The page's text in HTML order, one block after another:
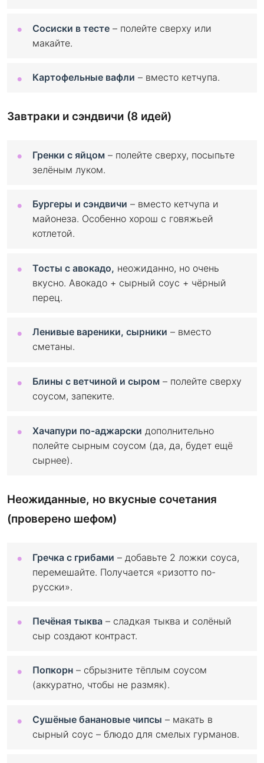
Сосиски в тесте – полейте сверху или
макайте.
Картофельные вафли – вместо кетчупа.
Завтраки и сэндвичи (8 идей)
Гренки с яйцом – полейте сверху, посыпьте
зелёным луком.
Бургеры и сэндвичи – вместо кетчупа и
майонеза. Особенно хорош с говяжьей
котлетой.
Тосты с авокадо, неожиданно, но очень
вкусно. Авокадо + сырный соус + чёрный
перец.
Ленивые вареники, сырники – вместо
сметаны.
Блины с ветчиной и сыром – полейте сверху
соусом, запеките.
Хачапури по-аджарски дополнительно
полейте сырным соусом (да, да, будет ещё
сырнее).
Неожиданные, но вкусные сочетания
(проверено шефом)
Гречка с грибами – добавьте 2 ложки соуса,
перемешайте. Получается «ризотто по-
русски».
Печёная тыква – сладкая тыква и солёный
сыр создают контраст.
Попкорн – сбрызните тёплым соусом
(аккуратно, чтобы не размяк).
Сушёные банановые чипсы – макать в
сырный соус – блюдо для смелых гурманов.